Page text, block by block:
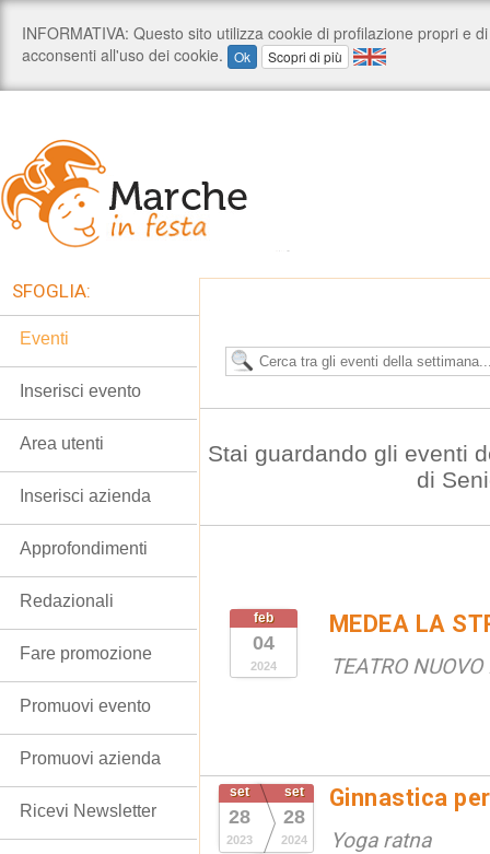
Stai guardando gli eventi
di
feb
04
2024
MEDEA LA
TEATRO
set
28
2023
set
28
2024
Ginnastica
Yoga ratna
SFOGLIA:
Eventi
Inserisci evento
Area utenti
Inserisci azienda
Approfondimenti
Redazionali
Fare promozione
Promuovi evento
Promuovi azienda
Ricevi Newsletter